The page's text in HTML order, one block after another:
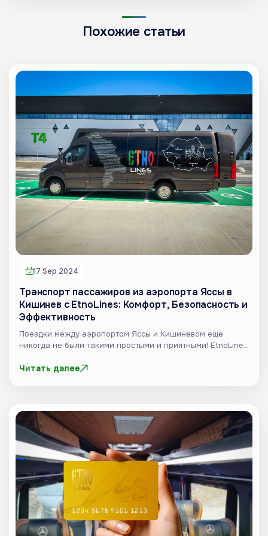
Похожие статьи
17 Sep 2024
Транспорт пассажиров из аэропорта Яссы в
Кишинев с EtnoLines: Комфорт, Безопасность и
Эффективность
Поездки между аэропортом Яссы и Кишиневом еще
никогда не были такими простыми и приятными! EtnoLines
Читать далее